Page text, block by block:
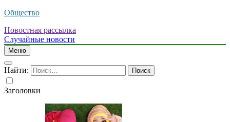
Общество
Новостная рассылка
Случайные новости
Меню
Найти:
Заголовки